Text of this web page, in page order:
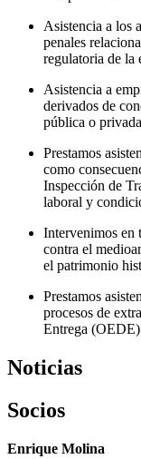
Asistencia a los
penales
regulatoria de la
Asistencia a
derivados de
pública o
Prestamos
como
Inspección de
laboral y
Intervenimos en
contra el
el patrimonio
Prestamos
procesos de
Entrega
Noticias
Socios
Enrique Molina